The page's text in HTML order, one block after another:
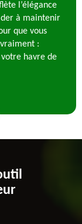
l’élégance
à maintenir
que vous
:
havre de